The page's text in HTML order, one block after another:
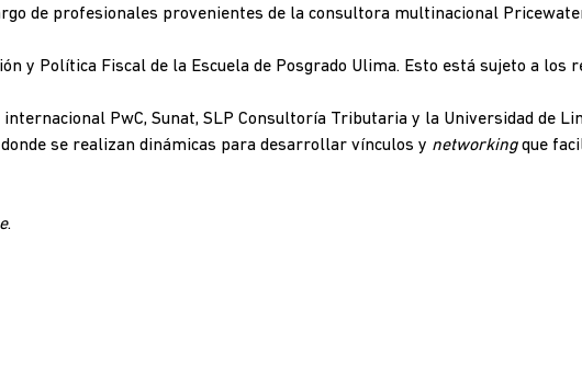
de profesionales provenientes de la consultora multinacional
y Política Fiscal de la Escuela de Posgrado Ulima. Esto está sujeto a los
PwC, Sunat, SLP Consultoría Tributaria y la Universidad de
donde se realizan dinámicas para desarrollar vínculos y networkingque
.